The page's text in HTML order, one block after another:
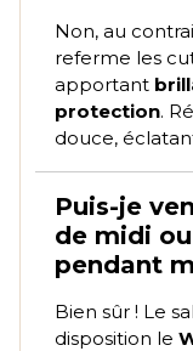
Non, au
referme les
apportant
protection.
douce,
Puis-je
de midi
pendant
Bien sûr ! Le
disposition le